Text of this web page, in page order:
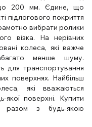
200 мм. Єдине, що
підлогового покриття
вибрати ролики
візка. На нерівних
колеса, які важче
менше шуму.
для транспортування
поверхнях. Найбільш
які вважаються
якої поверхні. Купити
разом з будь-якою